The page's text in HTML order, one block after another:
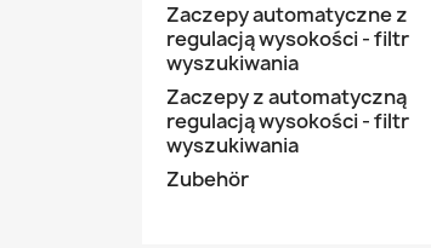
Zaczepy automatyczne z
regulacją wysokości - filtr
wyszukiwania
Zaczepy z automatyczną
regulacją wysokości - filtr
wyszukiwania
Zubehör